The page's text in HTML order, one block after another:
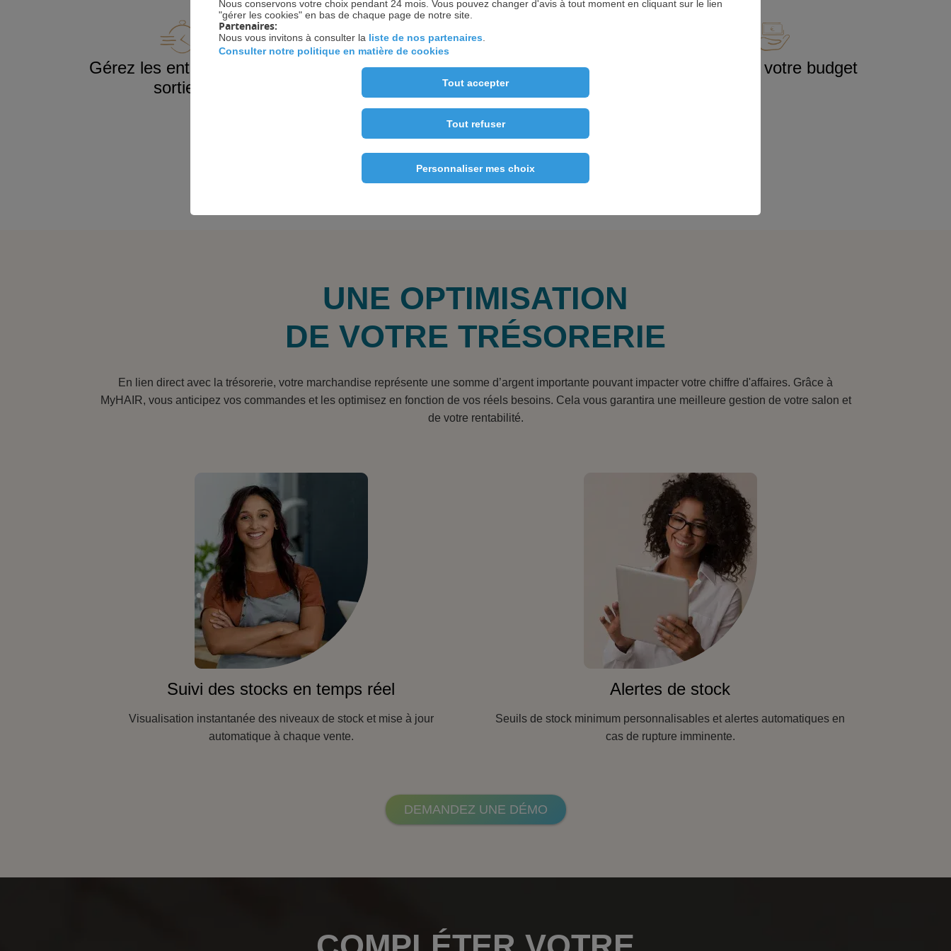
Gérez les entrées et les
sorties
Simplifiez la gestion de
Évitez l’encombrement Contrôlez votre budget
ÊTRE RECONTACTÉ(E)
UNE OPTIMISATION
DE VOTRE TRÉSORERIE
En lien direct avec la trésorerie, votre marchandise représente une somme d’argent importante pouvant impacter votre chiffre d'affaires. Grâce à
MyHAIR, vous anticipez vos commandes et les optimisez en fonction de vos réels besoins. Cela vous garantira une meilleure gestion de votre salon et
de votre rentabilité.
Suivi des stocks en temps réel
Visualisation instantanée des niveaux de stock et mise à jour
automatique à chaque vente.
Alertes de stock
Seuils de stock minimum personnalisables et alertes automatiques en
cas de rupture imminente.
DEMANDEZ UNE DÉMO
Nous conservons votre choix pendant 24 mois. Vous pouvez changer d'avis à tout moment en cliquant sur le lien
"gérer les cookies" en bas de chaque page de notre site.
Partenaires:
Nous vous invitons à consulter la liste de nos partenaires.
Consulter notre politique en matière de cookies
Tout accepter
Tout refuser
Personnaliser mes choix